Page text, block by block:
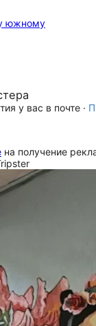
южному
у вас в почте ·
на получение